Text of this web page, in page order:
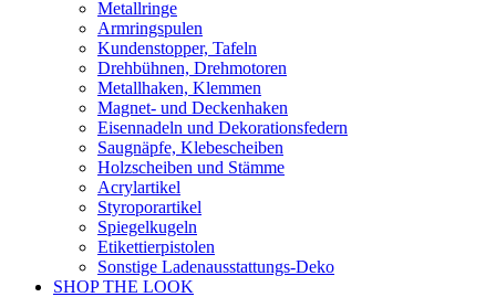
Metallringe
Armringspulen
Kundenstopper, Tafeln
Drehbühnen, Drehmotoren
Metallhaken, Klemmen
Magnet- und Deckenhaken
Eisennadeln und Dekorationsfedern
Saugnäpfe, Klebescheiben
Holzscheiben und Stämme
Acrylartikel
Styroporartikel
Spiegelkugeln
Etikettierpistolen
Sonstige Ladenausstattungs-Deko
SHOP THE LOOK